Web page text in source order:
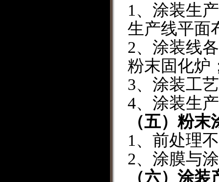
1、 涂装生
生产线平面
2、 涂装线
粉末固化炉
3、 涂装工
4、 涂装生
（五）粉末
1、 前处理
2、 涂膜与
（六） 涂装